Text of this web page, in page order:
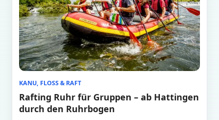
KANU, FLOSS & RAFT
Rafting Ruhr für Gruppen – ab Hattingen
durch den Ruhrbogen